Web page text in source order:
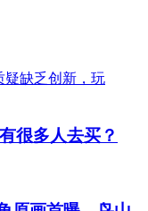
很多人去买？